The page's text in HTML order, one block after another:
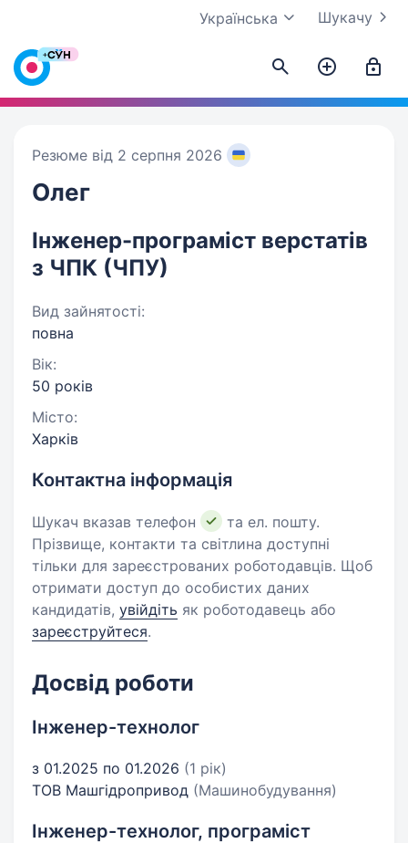
Шукачу
Українська
Резюме від 2 серпня 2026
Олег
Інженер-програміст верстатів
з ЧПК (ЧПУ)
Вид зайнятості:
повна
Вік:
50 років
Місто:
Харків
Контактна інформація
Шукач вказав телефон
та ел. пошту.
Прізвище, контакти та світлина доступні
тільки для зареєстрованих роботодавців. Щоб
отримати доступ до особистих даних
кандидатів, увійдіть як роботодавець або
зареєструйтеся.
Досвід роботи
Інженер-технолог
з 01.2025 по 01.2026 (1 рік)
ТОВ Машгідропривод (Машинобудування)
Інженер-технолог, програміст